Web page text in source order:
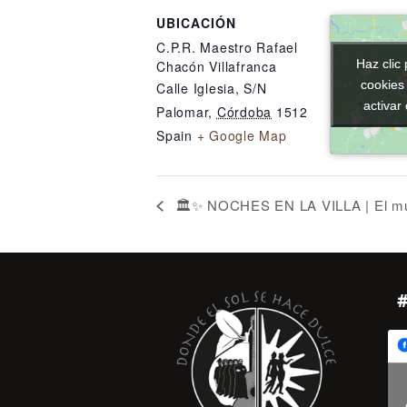
UBICACIÓN
C.P.R. Maestro Rafael
Chacón Villafranca
Calle Iglesia, S/N
Palomar, Córdoba 1512
Spain + Google Map
Haz clic
activar
Haz clic
activar
🏛️✨ NOCHES EN LA VILLA | El